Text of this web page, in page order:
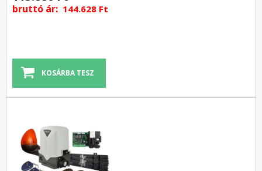
bruttó ár: 144.628 Ft